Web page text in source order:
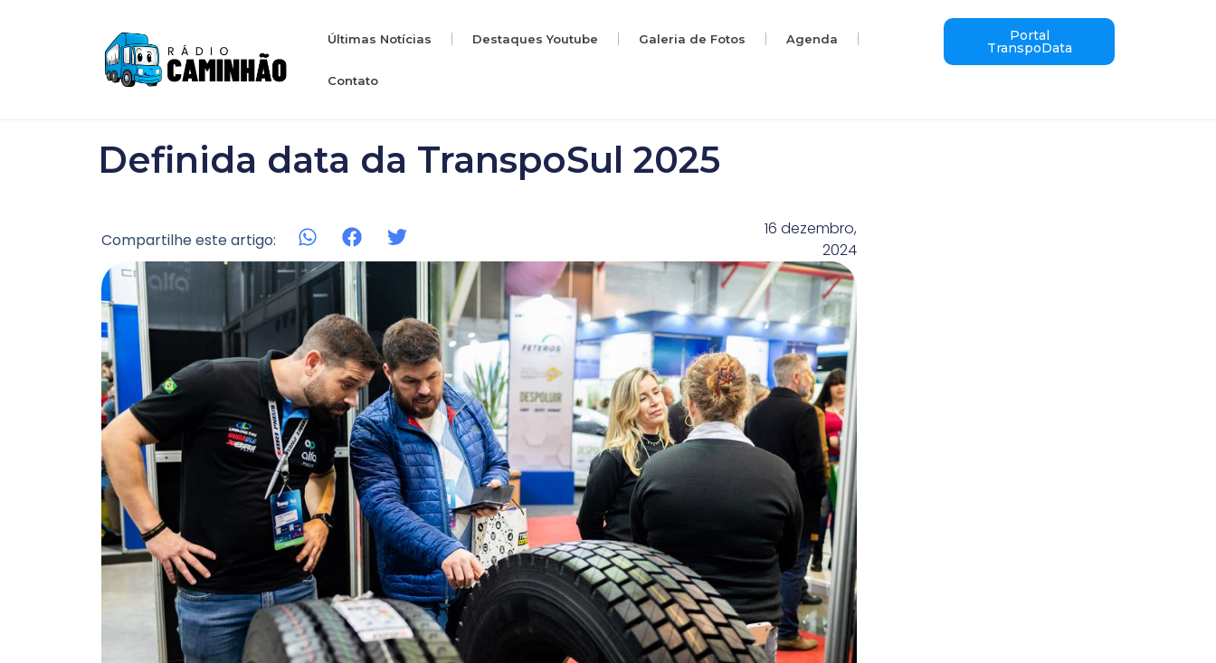
Últimas Notícias Destaques Youtube Galeria de Fotos Agenda
Contato
Portal
TranspoData
Definida data da TranspoSul 2025
Compartilhe este artigo:
16 dezembro,
2024